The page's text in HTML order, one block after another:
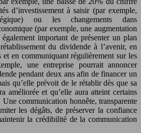
d’investissement à saisir (par exemple,
ou les changements dans
(par exemple, une augmentation
important de présenter un plan
du dividende à l’avenir, en
en communiquant régulièrement sur les
une entreprise pourrait annoncer
pendant deux ans afin de financer un
qu’elle prévoit de le rétablir dès que sa
améliorée et qu’elle aura atteint certains
communication honnête, transparente
les dégâts, de préserver la confiance
la crédibilité de la communication